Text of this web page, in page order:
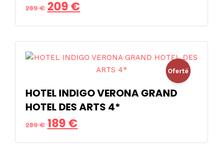
289€ Çmimi
origjinal
qe:
289 €.
209 €
i
tanishëm
është:
Ofertë
HOTEL INDIGO VERONA GRAND
HOTEL DES ARTS 4*
289€ Çmimi
origjinal
189 €
i